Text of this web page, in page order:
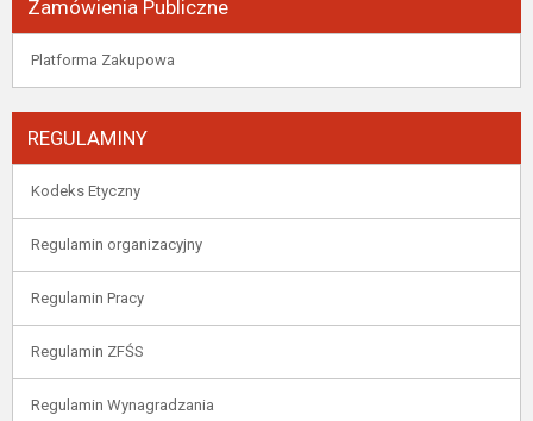
Zamówienia Publiczne
Platforma Zakupowa
REGULAMINY
Kodeks Etyczny
Regulamin organizacyjny
Regulamin Pracy
Regulamin ZFŚS
Regulamin Wynagradzania